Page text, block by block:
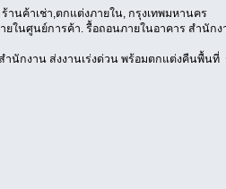
นค้าเช่า,ตกแต่งภายใน, กรุงเทพมหานคร
ยในศูนย์การค้า. รื้อถอนภายในอาคาร สำนัก
ำนักงาน ส่งงานเร่งด่วน พร้อมตกแต่งคืนพื้นที่